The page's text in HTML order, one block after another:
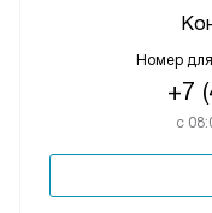
Номер
+7
с